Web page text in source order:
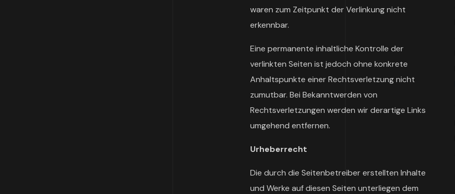
waren zum Zeitpunkt der Verlinkung nicht
erkennbar.
Eine permanente inhaltliche Kontrolle der
verlinkten Seiten ist jedoch ohne konkrete
Anhaltspunkte einer Rechtsverletzung nicht
zumutbar. Bei Bekanntwerden von
Rechtsverletzungen werden wir derartige Links
umgehend entfernen.
Urheberrecht
Die durch die Seitenbetreiber erstellten Inhalte
und Werke auf diesen Seiten unterliegen dem